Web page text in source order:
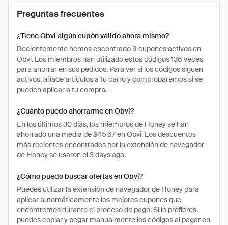
Preguntas frecuentes
¿Tiene Obvi algún cupón válido ahora mismo?
Recientemente hemos encontrado 9 cupones activos en
Obvi. Los miembros han utilizado estos códigos 136 veces
para ahorrar en sus pedidos. Para ver si los códigos siguen
activos, añade artículos a tu carro y comprobaremos si se
pueden aplicar a tu compra.
¿Cuánto puedo ahorrarme en Obvi?
En los últimos 30 días, los miembros de Honey se han
ahorrado una media de $45.67 en Obvi. Los descuentos
más recientes encontrados por la extensión de navegador
de Honey se usaron el 3 days ago.
¿Cómo puedo buscar ofertas en Obvi?
Puedes utilizar la extensión de navegador de Honey para
aplicar automáticamente los mejores cupones que
encontremos durante el proceso de pago. Si lo prefieres,
puedes copiar y pegar manualmente los códigos al pagar en